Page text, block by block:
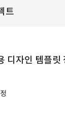
트
디자인 템플릿